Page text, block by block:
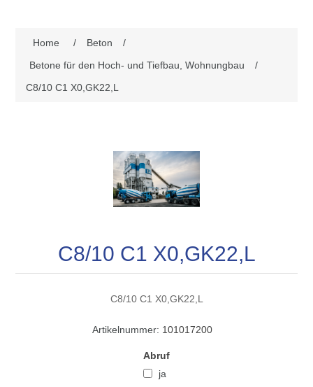
Home / Beton
/
Betone für den Hoch- und Tiefbau, Wohnungbau
/
C8/10 C1 X0,GK22,L
C8/10 C1 X0,GK22,L
C8/10 C1 X0,GK22,L
Artikelnummer: 101017200
Abruf
ja